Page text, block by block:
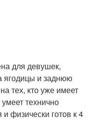
для девушек,
ягодицы и заднюю
тех, кто уже имеет
технично
физически готов к 4